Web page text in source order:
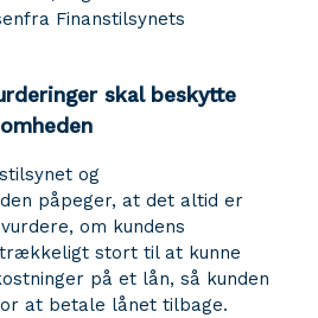
Finanstilsynets
skal beskytte
og
påpeger, at det altid er
om kundens
stort til at kunne
på et lån, så kunden
at betale lånet tilbage.